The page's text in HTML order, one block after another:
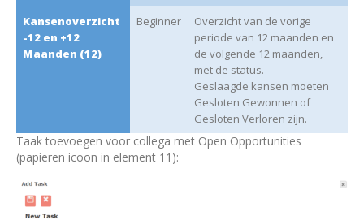
Kansenoverzicht
-12 en +12
Maanden (12)
Beginner
Overzicht van de vorige
periode van 12 maanden en
de volgende 12 maanden,
met de status.
Geslaagde kansen moeten
Gesloten Gewonnen of
Gesloten Verloren zijn.
Taak toevoegen voor collega met Open Opportunities
(papieren icoon in element 11):